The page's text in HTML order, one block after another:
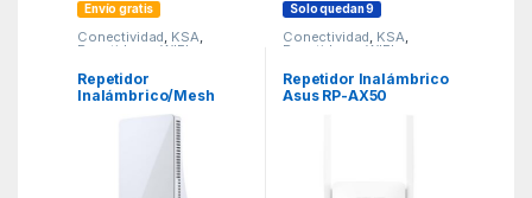
Envío gratis
Conectividad, KSA,
Repetidores WIFI
Repetidor
Inalámbrico/Mesh
Asus RP-BE58 BE3600
3600Mbps/ WiFi 7/
Solo quedan 9
Conectividad, KSA,
Repetidores WIFI
Repetidor Inalámbrico
Asus RP-AX50